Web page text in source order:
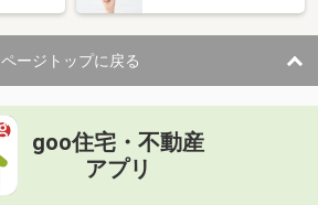
ページトップに戻る
goo住宅・不動産
アプリ